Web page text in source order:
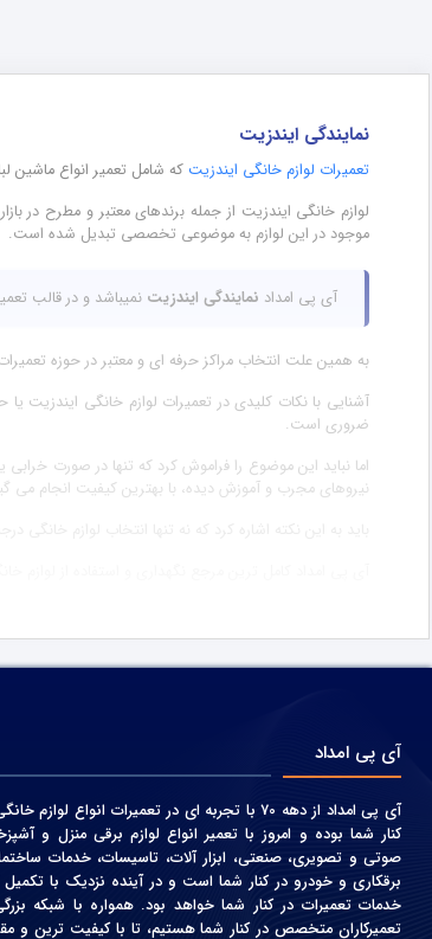
نمایندگی ایندزیت
تعمیرات لوازم خانگی ایندزیت که شامل تعمیر انواع
لوازم خانگی ایندزیت از جمله برندهای معتبر و مطرح در
موجود در این لوازم به موضوعی تخصصی تبدیل شده است.
آی پی امداد نمایندگی ایندزیت نمیباشد و در قالب
به همین علت انتخاب مراکز حرفه ای و معتبر در حوزه
آشنایی با نکات کلیدی در تعمیرات لوازم خانگی ایندزیت
ضروری است.
اما نباید این موضوع را فراموش کرد که تنها در صورت خرابی
نیروهای مجرب و آموزش دیده، با بهترین کیفیت انجام می
آی پی امداد
آی پی امداد از دهه 70 با تجربه ای در تعمیرات انواع لوازم
کنار شما بوده و امروز با تعمیر انواع لوازم برقی منزل و
صوتی و‌ تصویری، صنعتی، ابزار آلات، تاسیسات، خدمات
برقکاری و خودرو در کنار شما است و در آینده نزدیک با تکمیل
خدمات تعمیرات در کنار شما خواهد بود. همواره با شبکه
تعمیرکاران متخصص در کنار شما هستیم، تا با کیفیت ترین و